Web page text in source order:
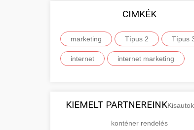
CIMKÉK
marketing Típus 2 Típus
internet internet marketing
KIEMELT PARTNEREINK
konténer rendelés